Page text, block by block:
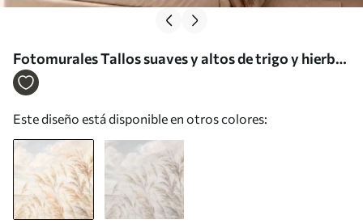
Fotomurales Tallos suaves y altos de trigo y hierba
bajo un cielo nublado Nr. w05735
Este diseño está disponible en otros colores: